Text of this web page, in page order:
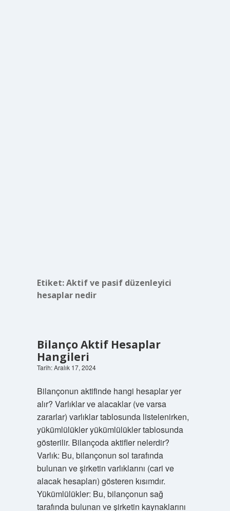
Etiket:Aktif ve pasif düzenleyici
hesaplar nedir
Bilanço Aktif Hesaplar
Hangileri
Tarih: Aralık 17, 2024
Bilançonun aktifinde hangi hesaplar yer
alır? Varlıklar ve alacaklar (ve varsa
zararlar) varlıklar tablosunda listelenirken,
yükümlülükler yükümlülükler tablosunda
gösterilir. Bilançoda aktifler nelerdir?
Varlık: Bu, bilançonun sol tarafında
bulunan ve şirketin varlıklarını (cari ve
alacak hesapları) gösteren kısımdır.
Yükümlülükler: Bu, bilançonun sağ
tarafında bulunan ve şirketin kaynaklarını